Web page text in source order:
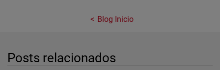
Blog Inicio
Posts relacionados